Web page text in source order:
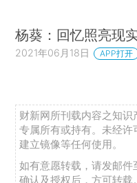
杨葵：回忆照亮现
2021年06月18日 APP打开
财新网所刊载内容之知
专属所有或持有。未经许
建立镜像等任何使用。
如有意愿转载，请发邮件
确认及授权后，方可转载。